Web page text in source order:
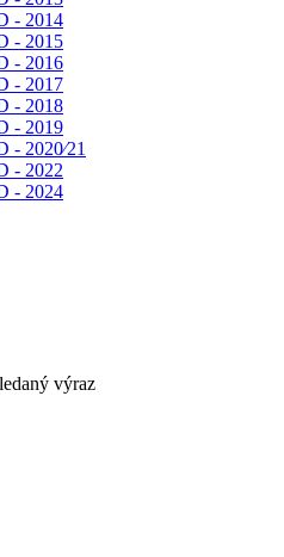
- 2014
- 2015
- 2016
- 2017
- 2018
- 2019
- 2020⁄21
- 2022
- 2024
výraz